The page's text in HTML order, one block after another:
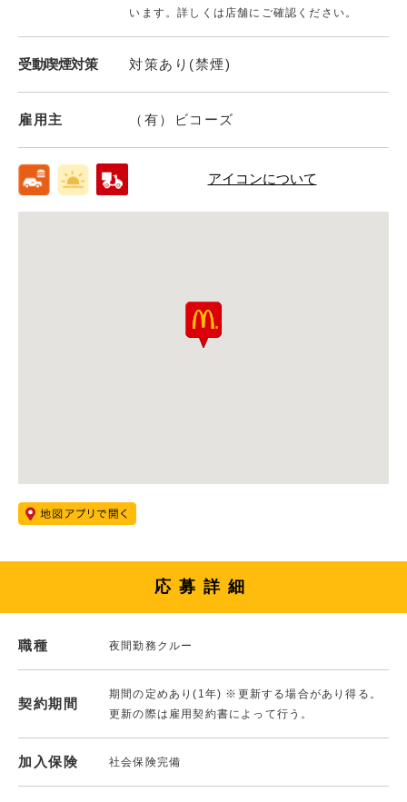
います。詳しくは店舗にご確認ください。
受動喫煙対策 対策あり(禁煙)
雇用主 （有）ビコーズ
アイコンについて
応募詳細
職種 夜間勤務クルー
契約期間
期間の定めあり(1年) ※更新する場合があり得る。
更新の際は雇用契約書によって行う。
加入保険 社会保険完備